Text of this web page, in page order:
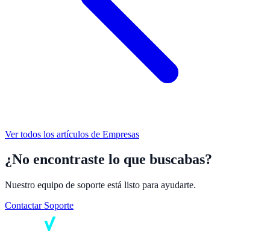
Ver todos los artículos de Empresas
¿No encontraste lo que buscabas?
Nuestro equipo de soporte está listo para ayudarte.
Contactar Soporte